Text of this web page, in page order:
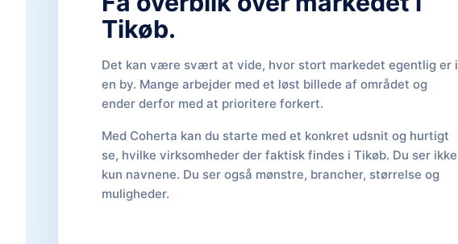
Tikøb.
Det kan være svært at vide, hvor stort markedet egentlig er i
en by. Mange arbejder med et løst billede af området og
ender derfor med at prioritere forkert.
Med Coherta kan du starte med et konkret udsnit og hurtigt
se, hvilke virksomheder der faktisk findes i Tikøb. Du ser ikke
kun navnene. Du ser også mønstre, brancher, størrelse og
muligheder.